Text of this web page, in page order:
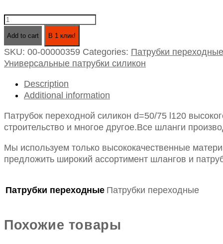
Патрубок
d=50/75
l120
Add to cart В 1 клик!
SKU: 00-00000359 Categories: Патрубки переходные
Универсальные патрубки силикон
Description
Additional information
Патрубок переходной силикон d=50/75 l120
строительство и многое другое.Все шланги
Мы используем только высококачественные
предложить широкий ассортимент шлангов и
Патрубки переходные Патрубки переходные
Похожие товары